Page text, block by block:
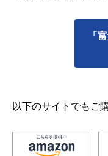
「
以下のサイトでもご